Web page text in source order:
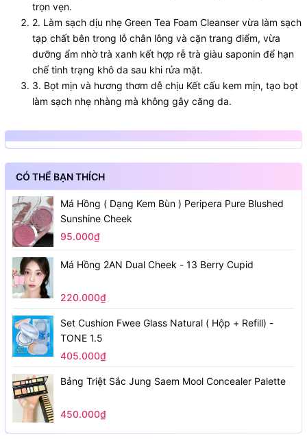
trọn vẹn.
2. Làm sạch dịu nhẹ Green Tea Foam Cleanser vừa làm sạch
tạp chất bên trong lỗ chân lông và cặn trang điểm, vừa
dưỡng ẩm nhờ trà xanh kết hợp rễ trà giàu saponin để hạn
chế tình trạng khô da sau khi rửa mặt.
3. Bọt mịn và hương thơm dễ chịu Kết cấu kem mịn, tạo bọt
làm sạch nhẹ nhàng mà không gây căng da.
CÓ THỂ BẠN THÍCH
Má Hồng ( Dạng Kem Bùn ) Peripera Pure Blushed
Sunshine Cheek
95.000₫
Má Hồng 2AN Dual Cheek - 13 Berry Cupid
220.000₫
Set Cushion Fwee Glass Natural ( Hộp + Refill) -
TONE 1.5
405.000₫
Bảng Triệt Sắc Jung Saem Mool Concealer Palette
450.000₫